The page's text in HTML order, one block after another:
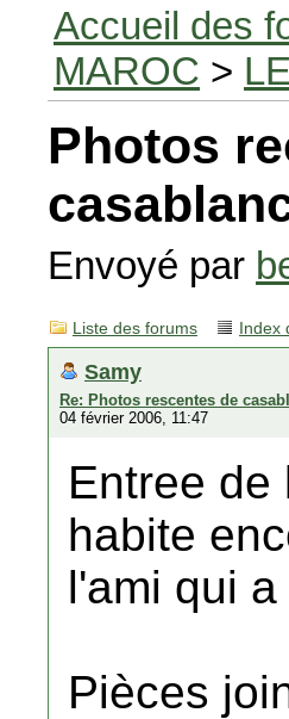
Accueil des
MAROC >
Photos
Envoyé par
Liste des forums Index
Samy
Re: Photos rescentes de
04 février 2006, 11:47
Entree de
habite
l'ami qui
Pièces